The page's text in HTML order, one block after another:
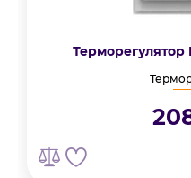
Терморегулятор